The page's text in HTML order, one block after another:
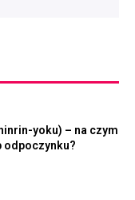
yoku) – na czym
odpoczynku?